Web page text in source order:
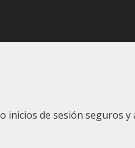
inicios de sesión